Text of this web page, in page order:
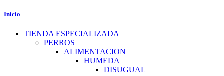
Inicio
TIENDA ESPECIALIZADA
PERROS
ALIMENTACION
HUMEDA
DISUGUAL